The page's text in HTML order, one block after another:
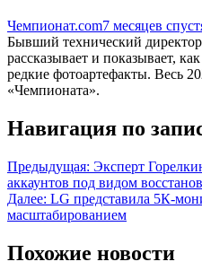
Чемпионат.com7 месяцев
Бывший технический
рассказывает и показывает,
редкие фотоартефакты. Весь
«Чемпионата».
Навигация по
Предыдущая: Эксперт
аккаунтов под видом
Далее: LG представила 5К-
масштабированием
Похожие новости